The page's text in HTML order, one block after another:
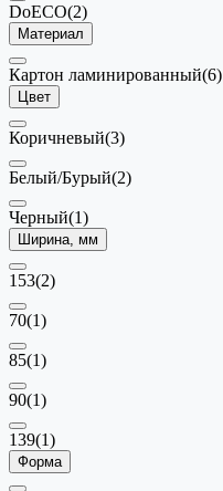
DoECO(2)
Материал
Картон ламинированный(6)
Цвет
Коричневый(3)
Белый/Бурый(2)
Черный(1)
Ширина, мм
153(2)
70(1)
85(1)
90(1)
139(1)
Форма